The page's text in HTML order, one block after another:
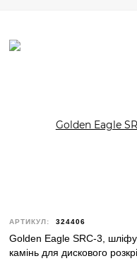
АРТИКУЛ: 324406
Golden Eagle SRC-3,
камінь для дискового